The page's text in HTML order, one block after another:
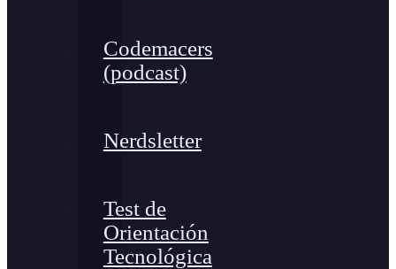
Codemacers
(podcast)
Nerdsletter
Test de
Orientación
Tecnológica